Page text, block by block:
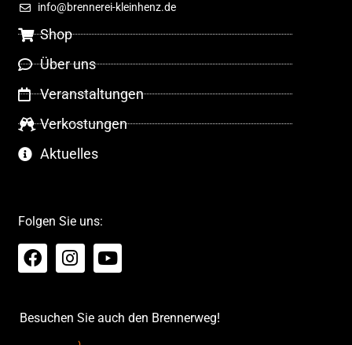
info@brennerei-kleinhenz.de
Shop
Über uns
Veranstaltungen
Verkostungen
Aktuelles
Folgen Sie uns:
Besuchen Sie auch den Brennerweg!